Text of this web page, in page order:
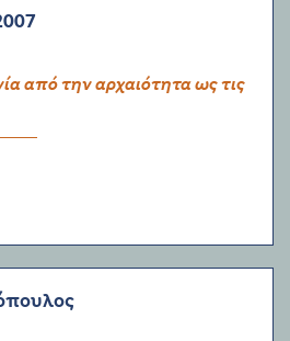
από την αρχαιότητα ως τις